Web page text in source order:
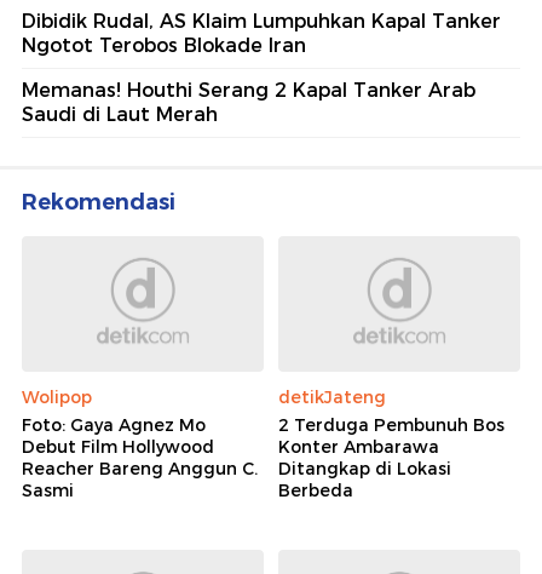
Dibidik Rudal, AS Klaim Lumpuhkan Kapal Tanker
Ngotot Terobos Blokade Iran
Memanas! Houthi Serang 2 Kapal Tanker Arab
Saudi di Laut Merah
Rekomendasi
Wolipop
Foto: Gaya Agnez Mo
Debut Film Hollywood
Reacher Bareng Anggun C.
Sasmi
detikJateng
2 Terduga Pembunuh Bos
Konter Ambarawa
Ditangkap di Lokasi
Berbeda